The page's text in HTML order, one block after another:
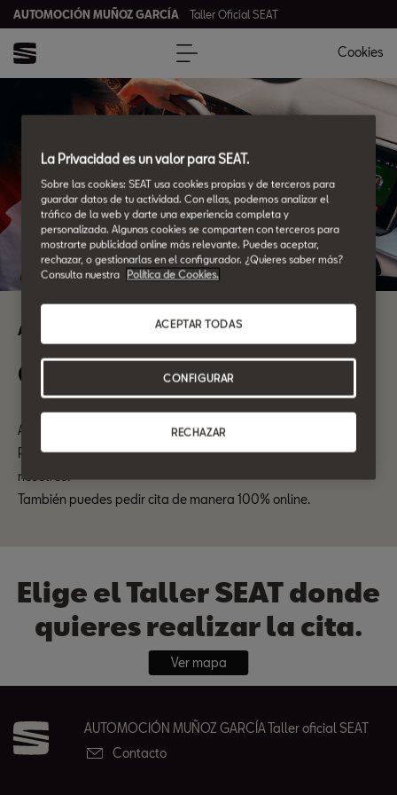
AUTOMOCIÓN MUÑOZ GARCÍA Taller Oficial SEAT
Cookies
Automoción Muñoz García
Guía de Posventa.
Actualmente la Guía de Posventa no se encuentra disponible.
Para cualquier consulta por favor ponte en contacto con
nosotros.
También puedes pedir cita de manera 100% online.
Elige el Taller SEAT donde
quieres realizar la cita.
Ver mapa
AUTOMOCIÓN MUÑOZ GARCÍA Taller oficial SEAT
Contacto
La Privacidad es un valor para SEAT.
Sobre las cookies: SEAT usa cookies propias y de terceros para
guardar datos de tu actividad. Con ellas, podemos analizar el
tráfico de la web y darte una experiencia completa y
personalizada. Algunas cookies se comparten con terceros para
mostrarte publicidad online más relevante. Puedes aceptar,
rechazar, o gestionarlas en el configurador. ¿Quieres saber más?
Consulta nuestra
Política de Cookies.
RECHAZAR
ACEPTAR TODAS
CONFIGURAR